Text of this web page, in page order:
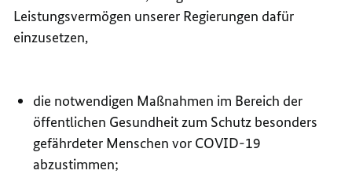
Leistungsvermögen unserer Regierungen dafür
einzusetzen,
die notwendigen Maßnahmen im Bereich der
öffentlichen Gesundheit zum Schutz besonders
gefährdeter Menschen vor COVID-19
abzustimmen;